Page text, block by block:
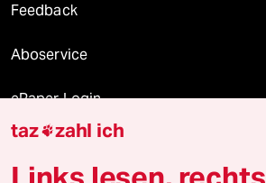
Feedback
Aboservice
ePaper Login
Downloads für Abonnierende
taz zahl ich